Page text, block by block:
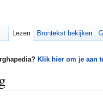
Klik hier om je aan
Lezen Brontekst bekijken